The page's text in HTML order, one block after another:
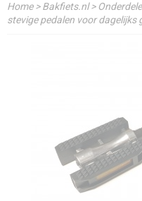
Home>Bakfiets.nl>
stevige pedalen voor dagelijks